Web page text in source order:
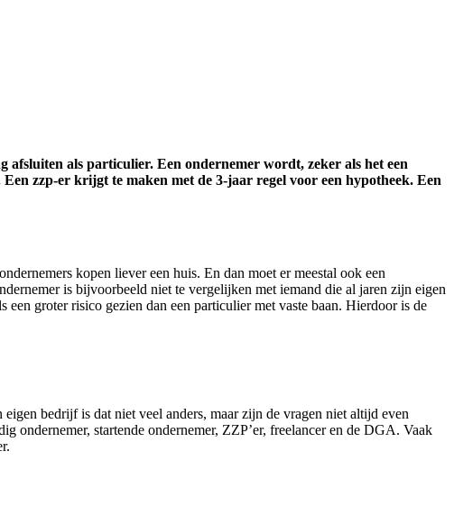
afsluiten als particulier. Een ondernemer wordt, zeker als het een
zzp-er krijgt te maken met de 3-jaar regel voor een hypotheek. Een
kopen liever een huis. En dan moet er meestal ook een
is bijvoorbeeld niet te vergelijken met iemand die al jaren zijn eigen
groter risico gezien dan een particulier met vaste baan. Hierdoor is de
bedrijf is dat niet veel anders, maar zijn de vragen niet altijd even
ondernemer, startende ondernemer, ZZP’er, freelancer en de DGA. Vaak